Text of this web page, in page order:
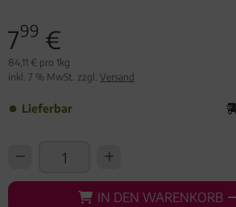
799 €
84,11 € pro 1kg
inkl. 7 % MwSt. zzgl. Versand
Lieferbar
IN DEN WARENKORB
IN DEN WARENKORB